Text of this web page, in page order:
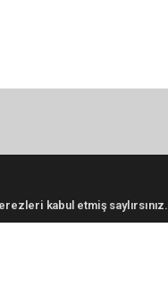
kabul etmiş saylırsınız.